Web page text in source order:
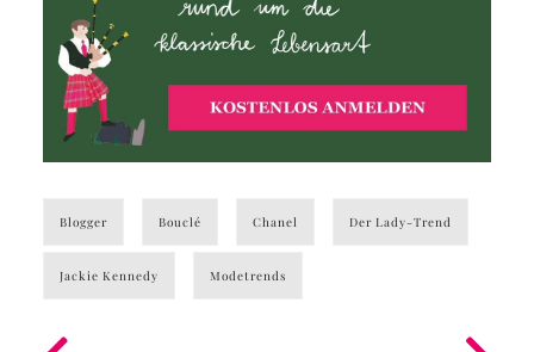
Blogger Bouclé Chanel Der Lady-Trend
Jackie Kennedy Modetrends